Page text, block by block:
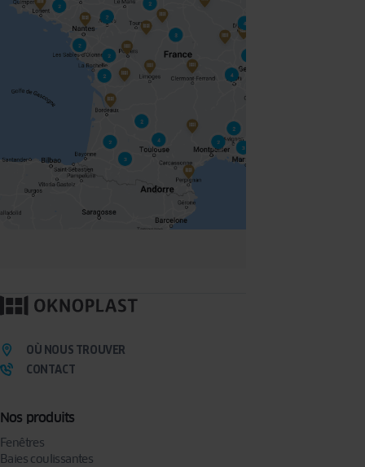
Nos produits
Fenêtres
Baies coulissantes
OÙ NOUS TROUVER
CONTACT